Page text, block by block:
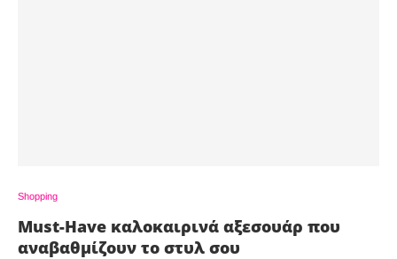
Shopping
Must-Have καλοκαιρινά αξεσουάρ που
αναβαθμίζουν το στυλ σου